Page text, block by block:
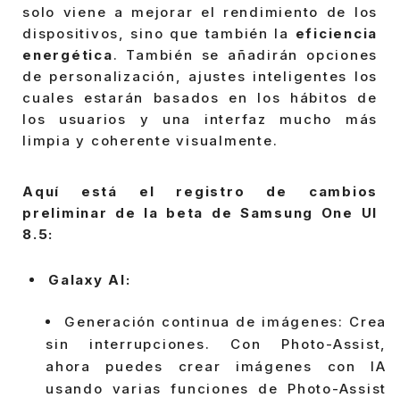
solo viene a mejorar el rendimiento de los
dispositivos, sino que también la eficiencia
energética. También se añadirán opciones
de personalización, ajustes inteligentes los
cuales estarán basados en los hábitos de
los usuarios y una interfaz mucho más
limpia y coherente visualmente.
Aquí está el registro de cambios
preliminar de la beta de Samsung One UI
8.5:
Galaxy AI:
Generación continua de imágenes: Crea
sin interrupciones. Con Photo-Assist,
ahora puedes crear imágenes con IA
usando varias funciones de Photo-Assist